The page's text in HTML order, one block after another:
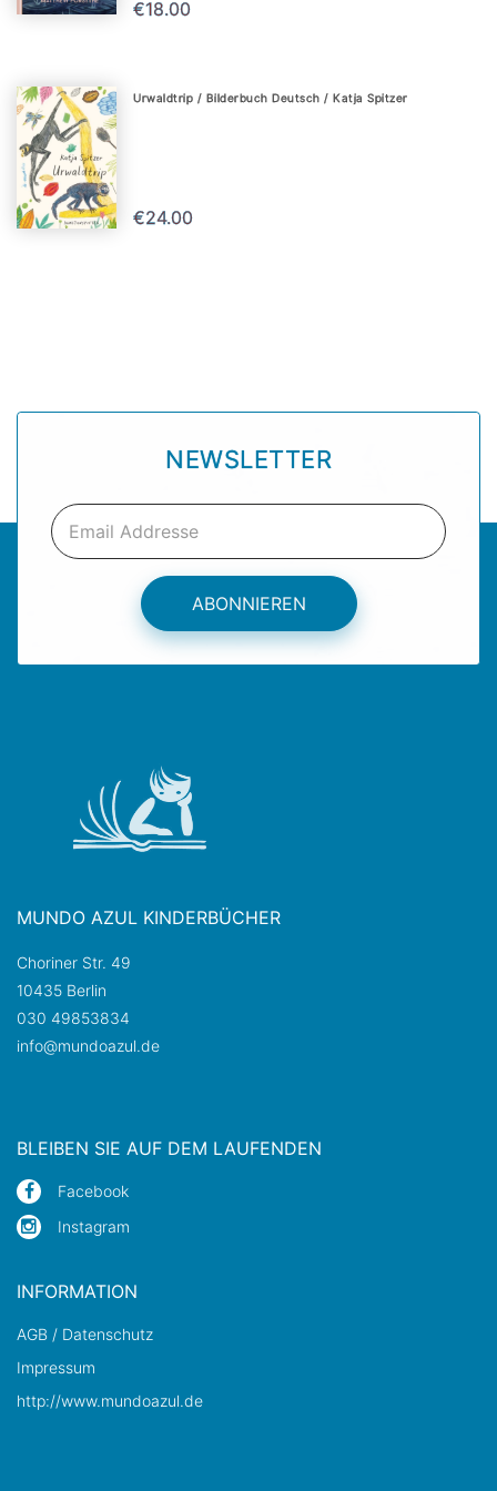
€18.00
Urwaldtrip / Bilderbuch Deutsch / Katja Spitzer
€24.00
NEWSLETTER
ABONNIEREN
MUNDO AZUL KINDERBÜCHER
Choriner Str. 49
10435 Berlin
030 49853834
info@mundoazul.de
BLEIBEN SIE AUF DEM LAUFENDEN
Facebook
Instagram
INFORMATION
AGB / Datenschutz
Impressum
http://www.mundoazul.de